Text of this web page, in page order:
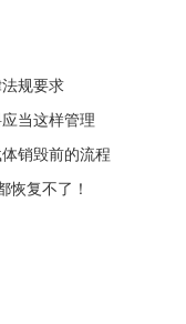
规要求
当这样管理
销毁前的流程
恢复不了！